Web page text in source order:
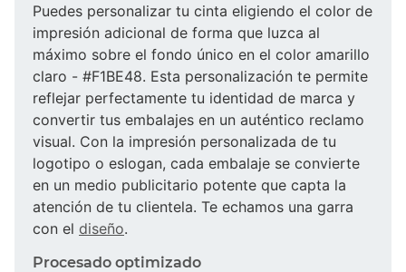
Puedes personalizar tu cinta eligiendo el color de
impresión adicional de forma que luzca al
máximo sobre el fondo único en el color amarillo
claro - #F1BE48. Esta personalización te permite
reflejar perfectamente tu identidad de marca y
convertir tus embalajes en un auténtico reclamo
visual. Con la impresión personalizada de tu
logotipo o eslogan, cada embalaje se convierte
en un medio publicitario potente que capta la
atención de tu clientela. Te echamos una garra
con el diseño.
Procesado optimizado